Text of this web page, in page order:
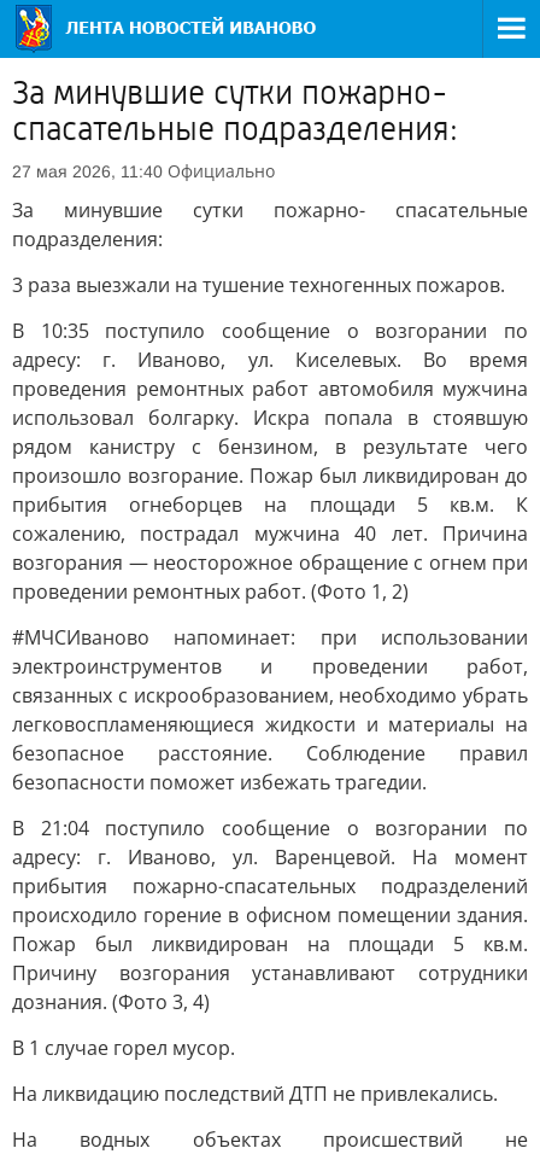
За минувшие сутки пожарно-
спасательные подразделения:
27 мая 2026, 11:40 Официально
За минувшие сутки пожарно- спасательные
подразделения:
3 раза выезжали на тушение техногенных пожаров.
В 10:35 поступило сообщение о возгорании по
адресу: г. Иваново, ул. Киселевых. Во время
проведения ремонтных работ автомобиля мужчина
использовал болгарку. Искра попала в стоявшую
рядом канистру с бензином, в результате чего
произошло возгорание. Пожар был ликвидирован до
прибытия огнеборцев на площади 5 кв.м. К
сожалению, пострадал мужчина 40 лет. Причина
возгорания — неосторожное обращение с огнем при
проведении ремонтных работ. (Фото 1, 2)
#МЧСИваново напоминает: при использовании
электроинструментов и проведении работ,
связанных с искрообразованием, необходимо убрать
легковоспламеняющиеся жидкости и материалы на
безопасное расстояние. Соблюдение правил
безопасности поможет избежать трагедии.
В 21:04 поступило сообщение о возгорании по
адресу: г. Иваново, ул. Варенцевой. На момент
прибытия пожарно-спасательных подразделений
происходило горение в офисном помещении здания.
Пожар был ликвидирован на площади 5 кв.м.
Причину возгорания устанавливают сотрудники
дознания. (Фото 3, 4)
В 1 случае горел мусор.
На ликвидацию последствий ДТП не привлекались.
На водных объектах происшествий не